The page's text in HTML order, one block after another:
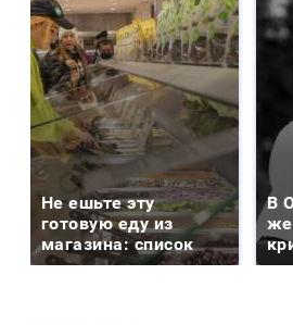
Не ешьте эту
готовую еду из
магазина: список
В